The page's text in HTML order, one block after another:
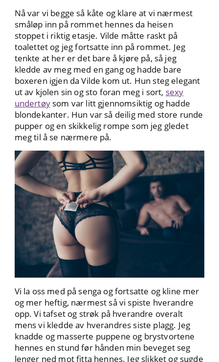
Nå var vi begge så kåte og klare at vi nærmest
småløp inn på rommet hennes da heisen
stoppet i riktig etasje. Vilde måtte raskt på
toalettet og jeg fortsatte inn på rommet. Jeg
tenkte at her er det bare å kjøre på, så jeg
kledde av meg med en gang og hadde bare
boxeren igjen da Vilde kom ut. Hun steg elegant
ut av kjolen sin og sto foran meg i sort, sexy
undertøysom var litt gjennomsiktig og hadde
blondekanter. Hun var så deilig med store runde
pupper og en skikkelig rompe som jeg gledet
meg til å se nærmere på.
Vi la oss med på senga og fortsatte og kline mer
og mer heftig, nærmest så vi spiste hverandre
opp. Vi tafset og strøk på hverandre overalt
mens vi kledde av hverandres siste plagg. Jeg
knadde og masserte puppene og brystvortene
hennes en stund før hånden min beveget seg
lenger ned mot fitta hennes. Jeg slikket og sugde